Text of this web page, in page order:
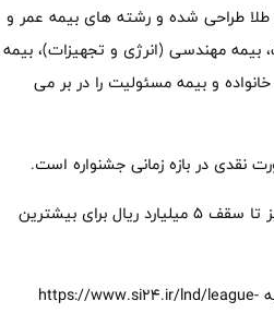
طلا طراحی شده و رشته های بیمه عمر و
بیمه مهندسی (انرژی و تجهیزات)، بیمه
و بیمه مسئولیت را در بر می
نقدی در بازه زمانی جشنواره است.
علاوه بر جوایز در نظر گرفته شده برای فروش انواع بیمه نامه، پاداش بزرگ نیز تا سقف ۵ میلیارد ریال برای بیشترین
نمایندگان محترم شرکت بیمه سامان می توانند جهت کسب اطلاعات بیشتر به https://www.si24.ir/lnd/league-